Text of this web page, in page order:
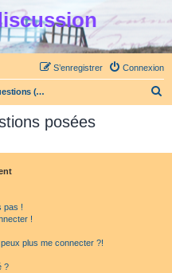
Connexion
S’enregistrer
Foire aux questions (Questions posées fréquemment)
posées
pas !
!
plus me connecter ?!
?